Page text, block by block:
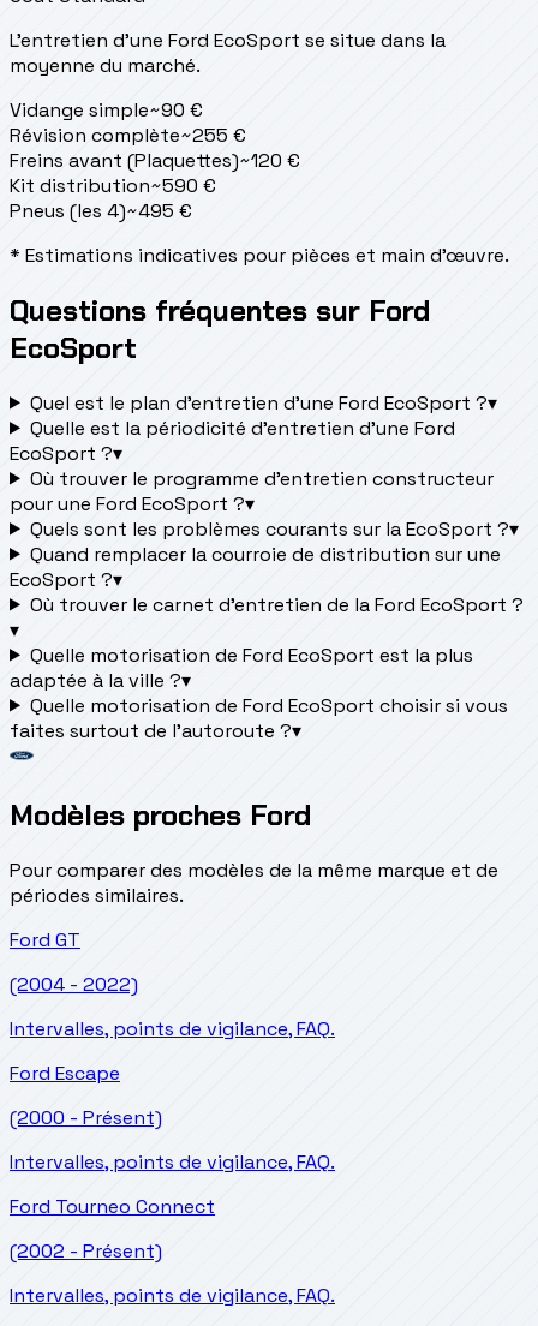
L'entretien d'une Ford EcoSport se situe dans la
moyenne du marché.
Vidange simple~90 €
Révision complète~255 €
Freins avant (Plaquettes)~120 €
Kit distribution~590 €
Pneus (les 4)~495 €
* Estimations indicatives pour pièces et main d'œuvre.
Questions fréquentes sur Ford
EcoSport
Quel est le plan d’entretien d’une Ford EcoSport ?▾
Quelle est la périodicité d’entretien d’une Ford
EcoSport ?▾
Où trouver le programme d’entretien constructeur
pour une Ford EcoSport ?▾
Quels sont les problèmes courants sur la EcoSport ?▾
Quand remplacer la courroie de distribution sur une
EcoSport ?▾
Où trouver le carnet d'entretien de la Ford EcoSport ?
▾
Quelle motorisation de Ford EcoSport est la plus
adaptée à la ville ?▾
Quelle motorisation de Ford EcoSport choisir si vous
faites surtout de l'autoroute ?▾
Modèles proches Ford
Pour comparer des modèles de la même marque et de
périodes similaires.
Ford GT
(2004 - 2022)
Intervalles, points de vigilance, FAQ.
Ford Escape
(2000 - Présent)
Intervalles, points de vigilance, FAQ.
Ford Tourneo Connect
(2002 - Présent)
Intervalles, points de vigilance, FAQ.